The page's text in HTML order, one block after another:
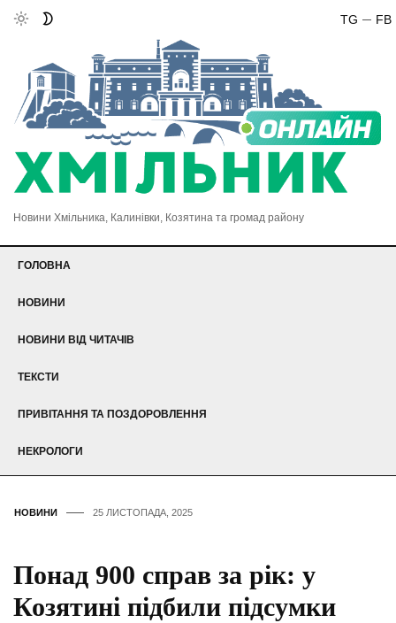
FB
TG
Новини Хмільника, Калинівки, Козятина та громад району
ГОЛОВНА
НОВИНИ
НОВИНИ ВІД ЧИТАЧІВ
ТЕКСТИ
ПРИВІТАННЯ ТА ПОЗДОРОВЛЕННЯ
НЕКРОЛОГИ
НОВИНИ 25 ЛИСТОПАДА, 2025
Понад 900 справ за рік: у
Козятині підбили підсумки